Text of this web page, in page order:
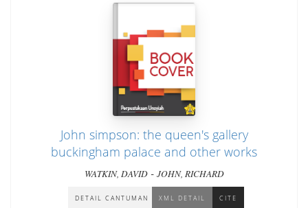
John simpson: the queen's gallery
buckingham palace and other works
WATKIN, DAVID- JOHN, RICHARD
DETAIL CANTUMAN XML DETAIL CITE